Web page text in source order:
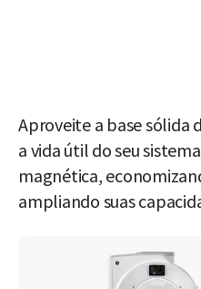
Aproveite a base sólida
a vida útil do seu
magnética,
ampliando suas